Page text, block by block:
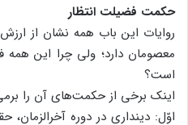
حکمت فضیلت انتظار
روایات این باب همه نشان از ارزش
معصومان دارد؛ ولی چرا این همه
است؟
اینک برخی از حکمت‌های آن را
اوّل: دینداری در دوره